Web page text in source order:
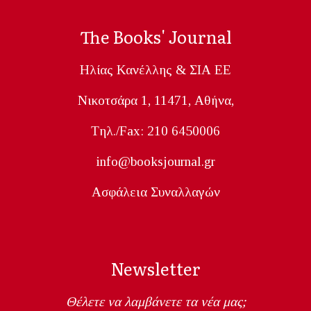
The Books' Journal
Ηλίας Κανέλλης & ΣΙΑ ΕΕ
Nικοτσάρα 1, 11471, Aθήνα,
Tηλ./Fax: 210 6450006
info@booksjournal.gr
Ασφάλεια Συναλλαγών
Newsletter
Θέλετε να λαμβάνετε τα νέα μας;